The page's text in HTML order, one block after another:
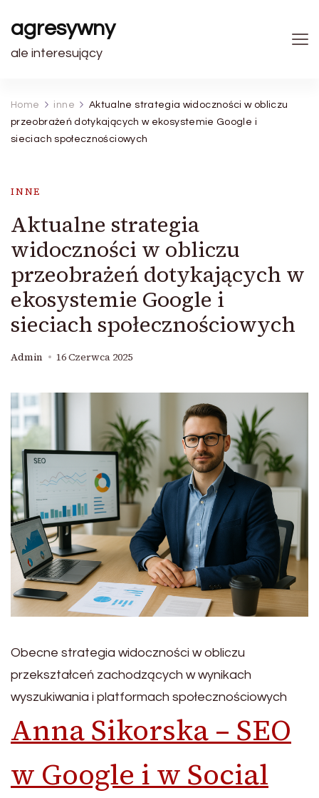
agresywny
ale interesujący
Home inne
Aktualne strategia widoczności w obliczu
przeobrażeń dotykających w ekosystemie Google i
sieciach społecznościowych
INNE
Aktualne strategia
widoczności w obliczu
przeobrażeń dotykających w
ekosystemie Google i
sieciach społecznościowych
Admin 16 Czerwca 2025
Obecne strategia widoczności w obliczu
przekształceń zachodzących w wynikach
wyszukiwania i platformach społecznościowych
Anna Sikorska – SEO
w Google i w Social